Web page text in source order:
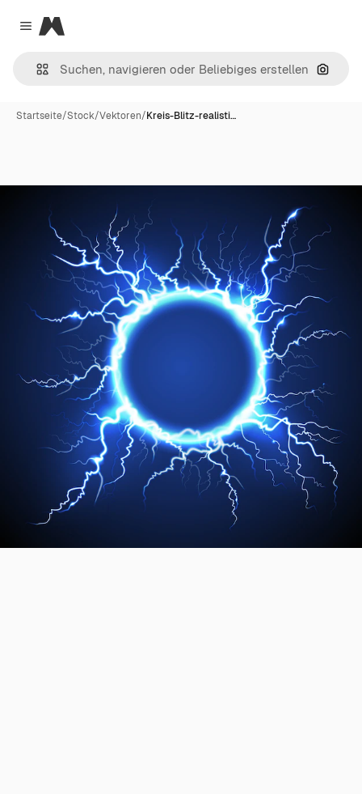
Close menu
Magnific
Nach
Startseite/Stock/Vektoren/Kreis-Blitz-realisti…